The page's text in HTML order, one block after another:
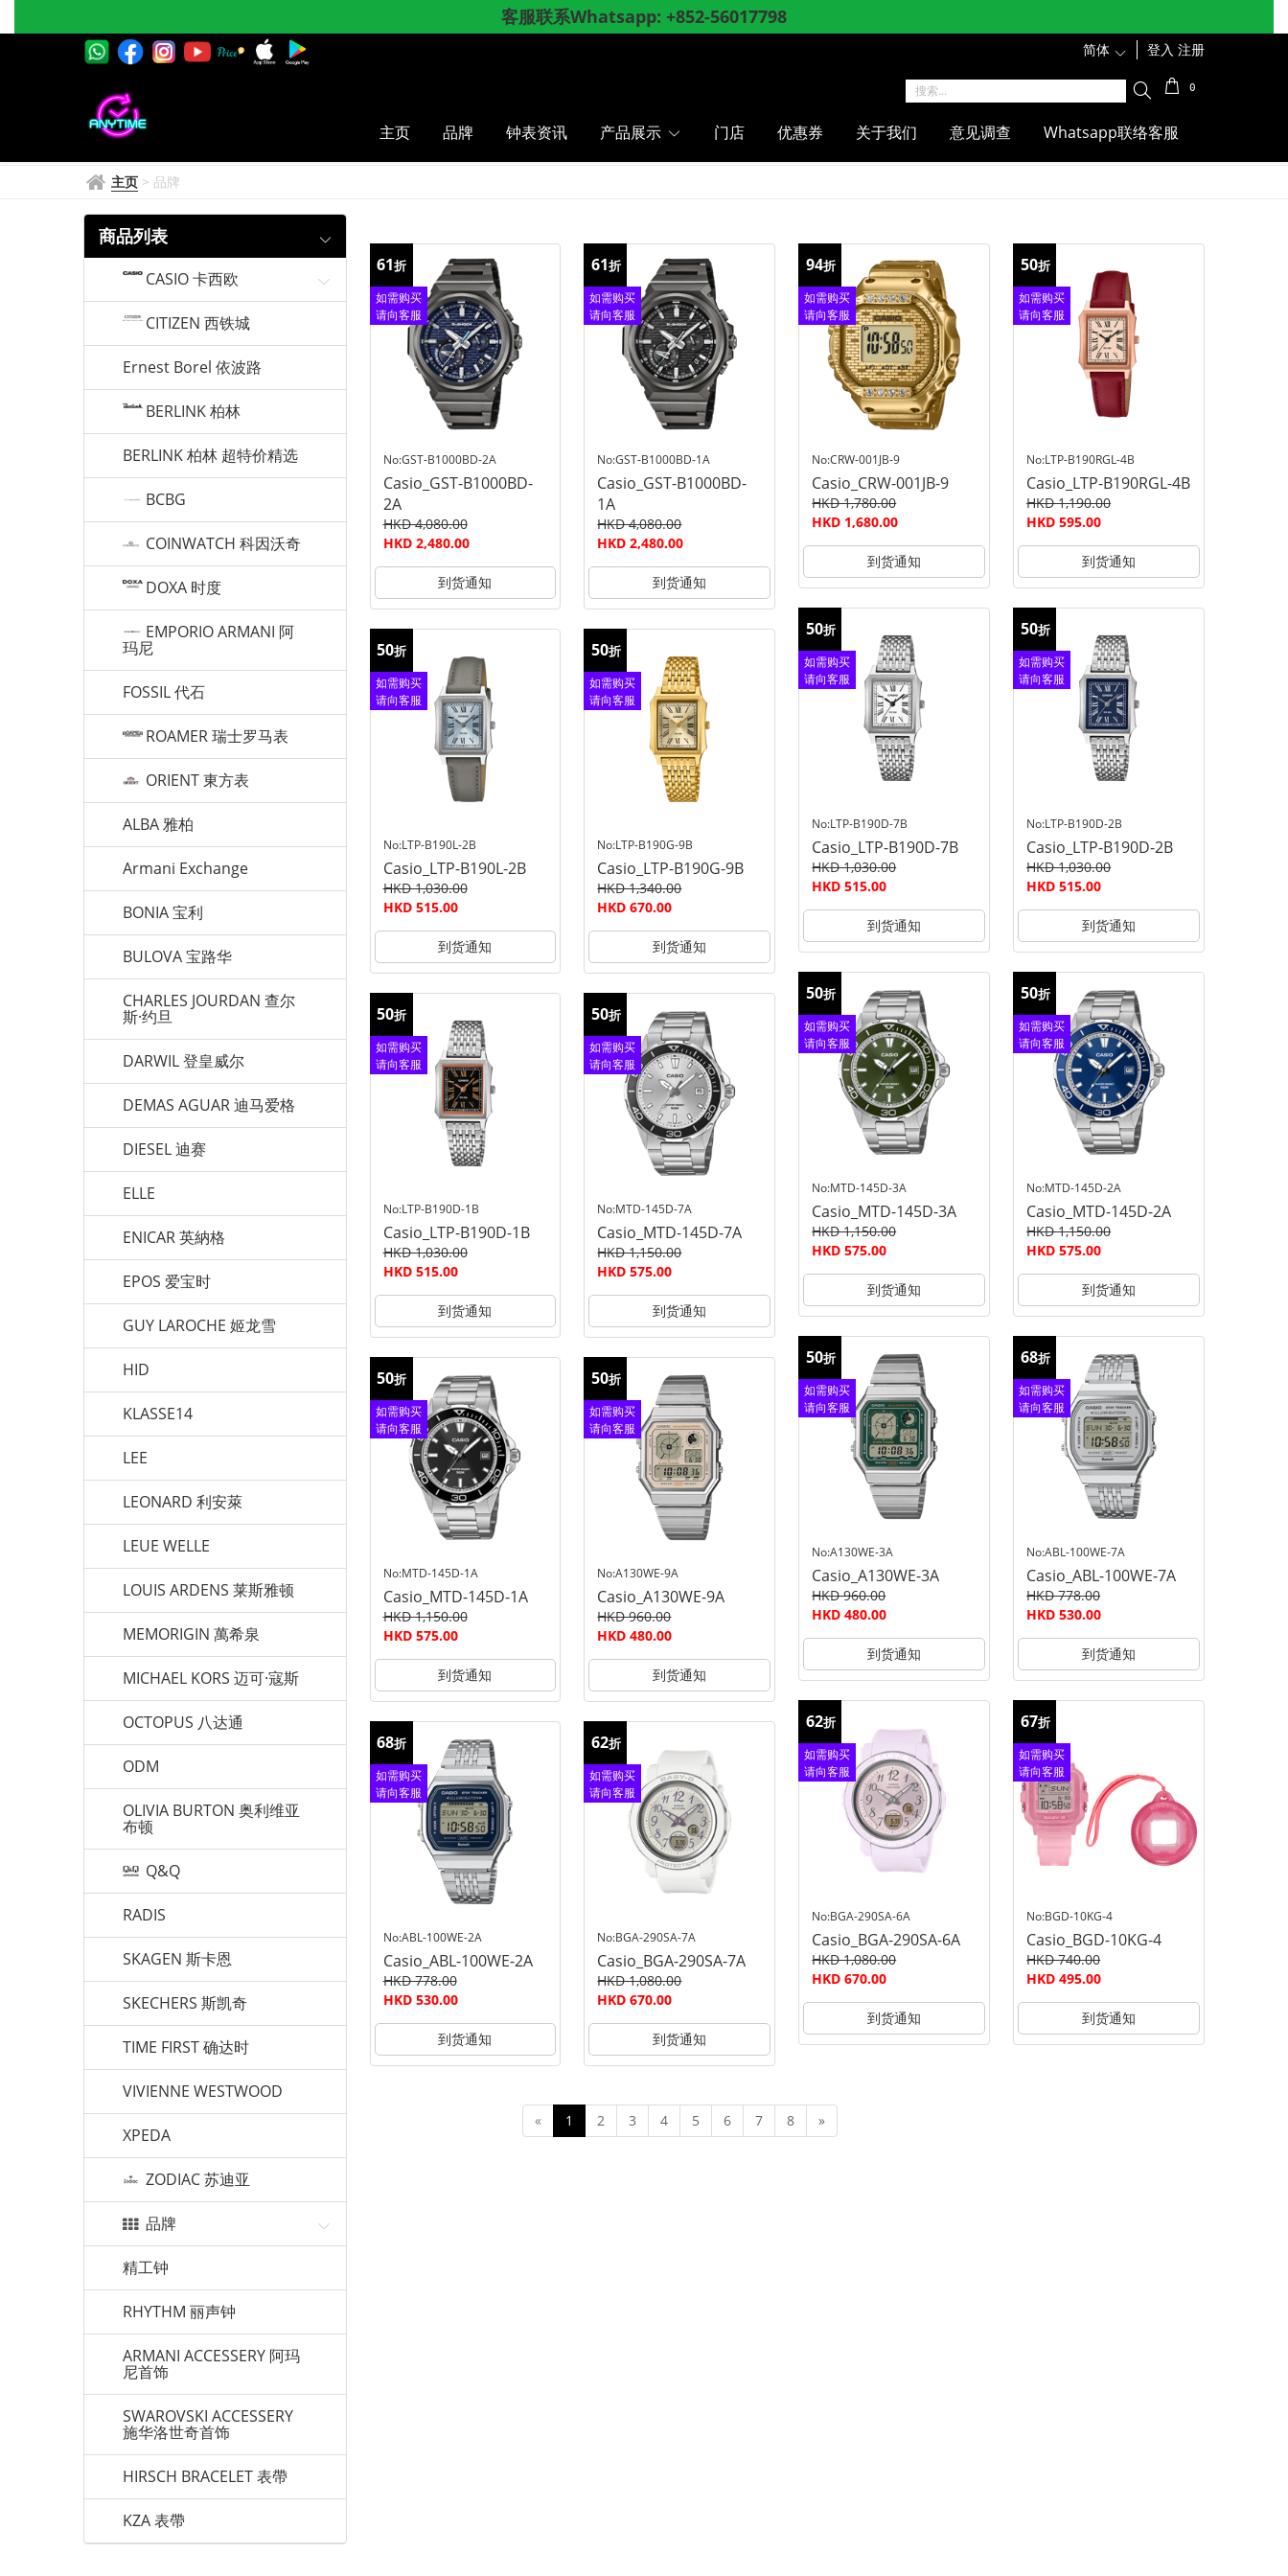
成功登记成为会员, 即享会员「折上折」优惠
登入 注册
简体
0
主页 品牌 钟表资讯 产品展示 门店 优惠券 关于我们 意见调查 Whatsapp联络客服
主页 > 品牌
商品列表
CASIO 卡西欧
CITIZEN 西铁城
Ernest Borel 依波路
BERLINK 柏林
BERLINK 柏林 超特价精选
BCBG
COINWATCH 科因沃奇
DOXA 时度
EMPORIO ARMANI 阿
玛尼
FOSSIL 代石
ROAMER 瑞士罗马表
ORIENT 東方表
ALBA 雅柏
Armani Exchange
BONIA 宝利
BULOVA 宝路华
CHARLES JOURDAN 查尔
斯·约旦
DARWIL 登皇威尔
DEMAS AGUAR 迪马爱格
DIESEL 迪赛
ELLE
ENICAR 英納格
EPOS 爱宝时
GUY LAROCHE 姬龙雪
HID
KLASSE14
LEE
LEONARD 利安萊
LEUE WELLE
LOUIS ARDENS 莱斯雅顿
MEMORIGIN 萬希泉
MICHAEL KORS 迈可·寇斯
OCTOPUS 八达通
ODM
OLIVIA BURTON 奥利维亚
布顿
Q&Q
RADIS
SKAGEN 斯卡恩
SKECHERS 斯凯奇
TIME FIRST 确达时
VIVIENNE WESTWOOD
XPEDA
ZODIAC 苏迪亚
品牌
精工钟
RHYTHM 丽声钟
ARMANI ACCESSERY 阿玛
尼首饰
SWAROVSKI ACCESSERY
施华洛世奇首饰
HIRSCH BRACELET 表帶
KZA 表帶
61折
如需购买
请向客服
查询
No:GST-B1000BD-2A
Casio_GST-B1000BD-
2A
HKD 4,080.00
HKD 2,480.00
到货通知
50折
如需购买
请向客服
No:LTP-B190L-2B
Casio_LTP-B190L-2B
HKD 1,030.00
HKD 515.00
到货通知
50折
如需购买
请向客服
No:LTP-B190D-1B
Casio_LTP-B190D-1B
HKD 1,030.00
HKD 515.00
到货通知
50折
如需购买
请向客服
查询
No:MTD-145D-1A
Casio_MTD-145D-1A
HKD 1,150.00
HKD 575.00
到货通知
68折
如需购买
请向客服
No:ABL-100WE-2A
Casio_ABL-100WE-2A
HKD 778.00
HKD 530.00
到货通知
61折
如需购买
请向客服
查询
No:GST-B1000BD-1A
Casio_GST-B1000BD-
1A
HKD 4,080.00
HKD 2,480.00
到货通知
50折
如需购买
请向客服
No:LTP-B190G-9B
Casio_LTP-B190G-9B
HKD 1,340.00
HKD 670.00
到货通知
50折
如需购买
请向客服
查询
No:MTD-145D-7A
Casio_MTD-145D-7A
HKD 1,150.00
HKD 575.00
到货通知
50折
如需购买
请向客服
No:A130WE-9A
Casio_A130WE-9A
HKD 960.00
HKD 480.00
到货通知
62折
如需购买
请向客服
No:BGA-290SA-7A
Casio_BGA-290SA-7A
HKD 1,080.00
HKD 670.00
到货通知
94折
如需购买
请向客服
查询
No:CRW-001JB-9
Casio_CRW-001JB-9
HKD 1,780.00
HKD 1,680.00
到货通知
50折
如需购买
请向客服
No:LTP-B190D-7B
Casio_LTP-B190D-7B
HKD 1,030.00
HKD 515.00
到货通知
50折
如需购买
请向客服
查询
No:MTD-145D-3A
Casio_MTD-145D-3A
HKD 1,150.00
HKD 575.00
到货通知
50折
如需购买
请向客服
No:A130WE-3A
Casio_A130WE-3A
HKD 960.00
HKD 480.00
到货通知
62折
如需购买
请向客服
No:BGA-290SA-6A
Casio_BGA-290SA-6A
HKD 1,080.00
HKD 670.00
到货通知
50折
如需购买
请向客服
No:LTP-B190RGL-4B
Casio_LTP-B190RGL-4B
HKD 1,190.00
HKD 595.00
到货通知
50折
如需购买
请向客服
No:LTP-B190D-2B
Casio_LTP-B190D-2B
HKD 1,030.00
HKD 515.00
到货通知
50折
如需购买
请向客服
查询
No:MTD-145D-2A
Casio_MTD-145D-2A
HKD 1,150.00
HKD 575.00
到货通知
68折
如需购买
请向客服
No:ABL-100WE-7A
Casio_ABL-100WE-7A
HKD 778.00
HKD 530.00
到货通知
67折
如需购买
请向客服
查询
No:BGD-10KG-4
Casio_BGD-10KG-4
HKD 740.00
HKD 495.00
到货通知
« 1 2 3 4 5 6 7 8 »